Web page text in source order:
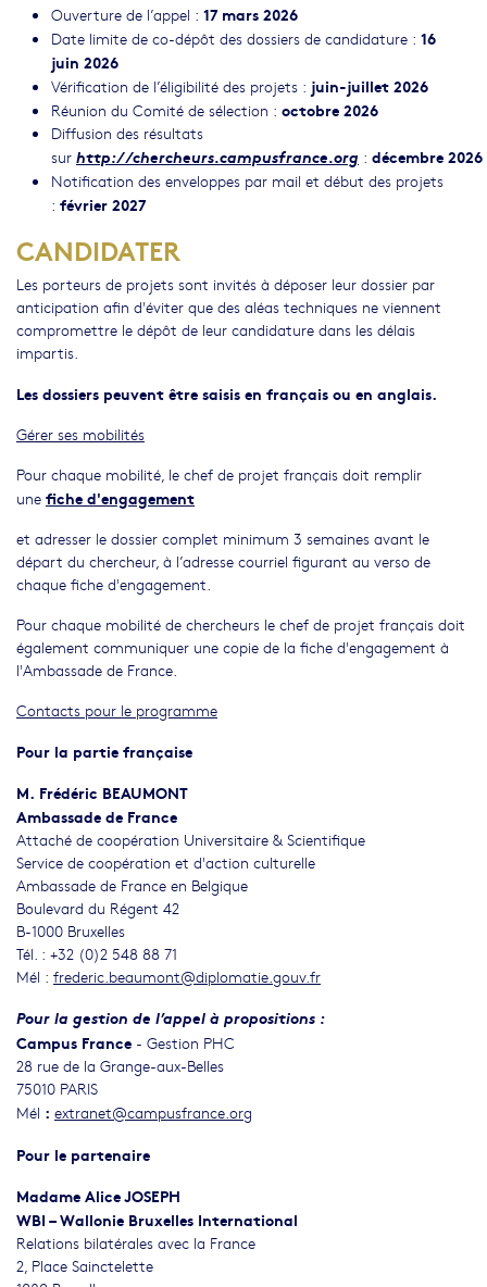
Ouverture de l’appel : 17 mars 2026
Date limite de co-dépôt des dossiers de candidature : 16
juin 2026
Vérification de l’éligibilité des projets : juin-juillet 2026
Réunion du Comité de sélection : octobre 2026
Diffusion des résultats
sur http://chercheurs.campusfrance.org : décembre 2026
Notification des enveloppes par mail et début des projets
: février 2027
CANDIDATER
Les porteurs de projets sont invités à déposer leur dossier par
anticipation afin d'éviter que des aléas techniques ne viennent
compromettre le dépôt de leur candidature dans les délais
impartis.
Les dossiers peuvent être saisis en français ou en anglais.
Gérer ses mobilités
Pour chaque mobilité, le chef de projet français doit remplir
une fiche d'engagement
et adresser le dossier complet minimum 3 semaines avant le
départ du chercheur, à l’adresse courriel figurant au verso de
chaque fiche d'engagement.
Pour chaque mobilité de chercheurs le chef de projet français doit
également communiquer une copie de la fiche d'engagement à
l'Ambassade de France.
Contacts pour le programme
Pour la partie française
M. Frédéric BEAUMONT
Ambassade de France
Attaché de coopération Universitaire & Scientifique
Service de coopération et d'action culturelle
Ambassade de France en Belgique
Boulevard du Régent 42
B-1000 Bruxelles
Tél. : +32 (0)2 548 88 71
Mél : frederic.beaumont@diplomatie.gouv.fr
Pour la gestion de l’appel à propositions :
Campus France - Gestion PHC
28 rue de la Grange-aux-Belles
75010 PARIS
Mél : extranet@campusfrance.org
Pour le partenaire
Madame Alice JOSEPH
WBI – Wallonie Bruxelles International
Relations bilatérales avec la France
2, Place Sainctelette